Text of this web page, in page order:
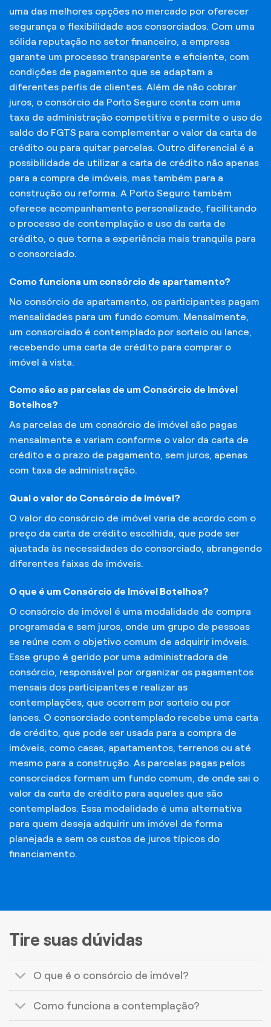
uma das melhores opções no mercado por oferecer
segurança e flexibilidade aos consorciados. Com uma
sólida reputação no setor financeiro, a empresa
garante um processo transparente e eficiente, com
condições de pagamento que se adaptam a
diferentes perfis de clientes. Além de não cobrar
juros, o consórcio da Porto Seguro conta com uma
taxa de administração competitiva e permite o uso do
saldo do FGTS para complementar o valor da carta de
crédito ou para quitar parcelas. Outro diferencial é a
possibilidade de utilizar a carta de crédito não apenas
para a compra de imóveis, mas também para a
construção ou reforma. A Porto Seguro também
oferece acompanhamento personalizado, facilitando
o processo de contemplação e uso da carta de
crédito, o que torna a experiência mais tranquila para
o consorciado.
Como funciona um consórcio de apartamento?
No consórcio de apartamento, os participantes pagam
mensalidades para um fundo comum. Mensalmente,
um consorciado é contemplado por sorteio ou lance,
recebendo uma carta de crédito para comprar o
imóvel à vista.
Como são as parcelas de um Consórcio de Imóvel
Botelhos?
As parcelas de um consórcio de imóvel são pagas
mensalmente e variam conforme o valor da carta de
crédito e o prazo de pagamento, sem juros, apenas
com taxa de administração.
Qual o valor do Consórcio de Imóvel?
O valor do consórcio de imóvel varia de acordo com o
preço da carta de crédito escolhida, que pode ser
ajustada às necessidades do consorciado, abrangendo
diferentes faixas de imóveis.
O que é um Consórcio de Imóvel Botelhos?
O consórcio de imóvel é uma modalidade de compra
programada e sem juros, onde um grupo de pessoas
se reúne com o objetivo comum de adquirir imóveis.
Esse grupo é gerido por uma administradora de
consórcio, responsável por organizar os pagamentos
mensais dos participantes e realizar as
contemplações, que ocorrem por sorteio ou por
lances. O consorciado contemplado recebe uma carta
de crédito, que pode ser usada para a compra de
imóveis, como casas, apartamentos, terrenos ou até
mesmo para a construção. As parcelas pagas pelos
consorciados formam um fundo comum, de onde sai o
valor da carta de crédito para aqueles que são
contemplados. Essa modalidade é uma alternativa
para quem deseja adquirir um imóvel de forma
planejada e sem os custos de juros típicos do
financiamento.
Tire suas dúvidas
O que é o consórcio de imóvel?
Como funciona a contemplação?